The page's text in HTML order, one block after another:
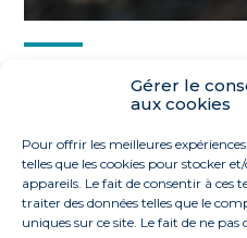
Gérer le
aux cookies
Pour offrir les meilleures
telles que les cookies pour stocker
appareils. Le fait de consentir à ces
traiter des données telles que le
uniques sur ce site. Le fait de ne
FaceBook
TwitterLinkedIn